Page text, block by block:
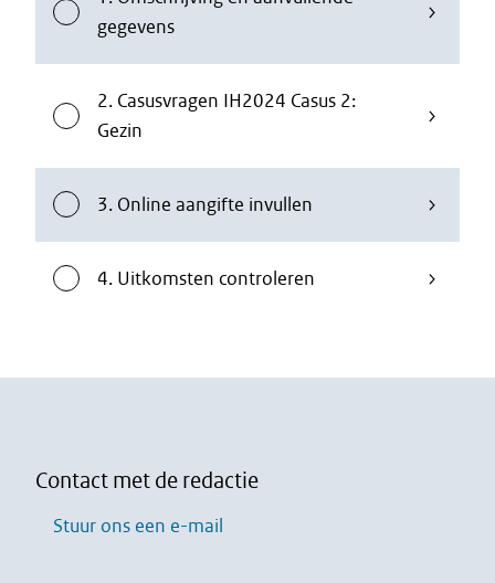
gegevens
2. Casusvragen IH2024 Casus 2:
Gezin
3. Online aangifte invullen
4. Uitkomsten controleren
Contact met de redactie
Stuur ons een e-mail